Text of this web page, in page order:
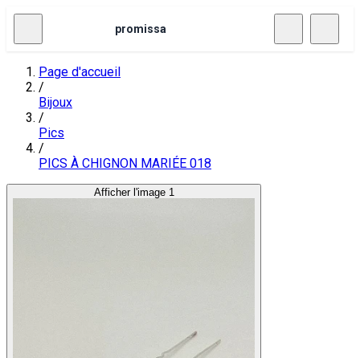
promissa
Page d'accueil
/
Bijoux
/
Pics
/
PICS À CHIGNON MARIÉE 018
Afficher l'image 1